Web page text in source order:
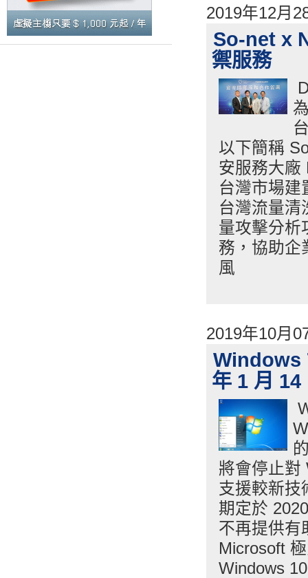
2019年12月
So-net x
禦服務
以下簡稱
安服務大廠
台灣市場建
台灣流量清
量攻擊分析
務，協助企
風
2019年10月
Windows
年 1 月 14
將會停止對
支援較新技
期定於
不再提供有
Microsoft
Windows